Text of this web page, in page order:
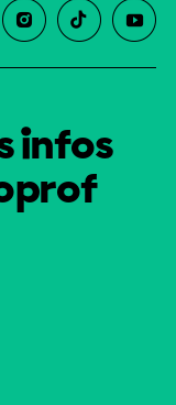
infos